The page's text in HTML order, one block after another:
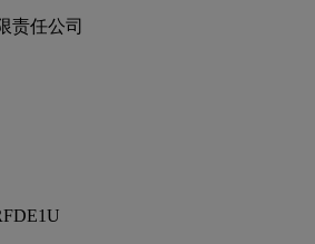
责任公司